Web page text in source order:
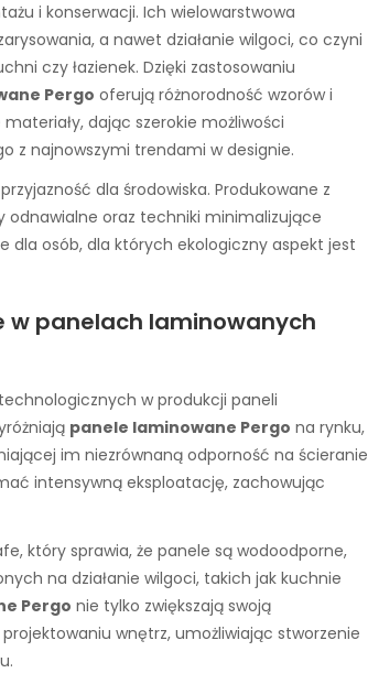
i konserwacji. Ich wielowarstwowa
a nawet działanie wilgoci, co czyni
czy łazienek. Dzięki zastosowaniu
Pergo oferują różnorodność wzorów i
dając szerokie możliwości
z najnowszymi trendami w designie.
dla środowiska. Produkowane z
odnawialne oraz techniki minimalizujące
dla osób, dla których ekologiczny aspekt jest
w panelach laminowanych
w produkcji paneli
panele laminowane Pergo na rynku,
im niezrównaną odporność na ścieranie
intensywną eksploatację, zachowując
który sprawia, że panele są wodoodporne,
na działanie wilgoci, takich jak kuchnie
Pergo nie tylko zwiększają swoją
wnętrz, umożliwiając stworzenie